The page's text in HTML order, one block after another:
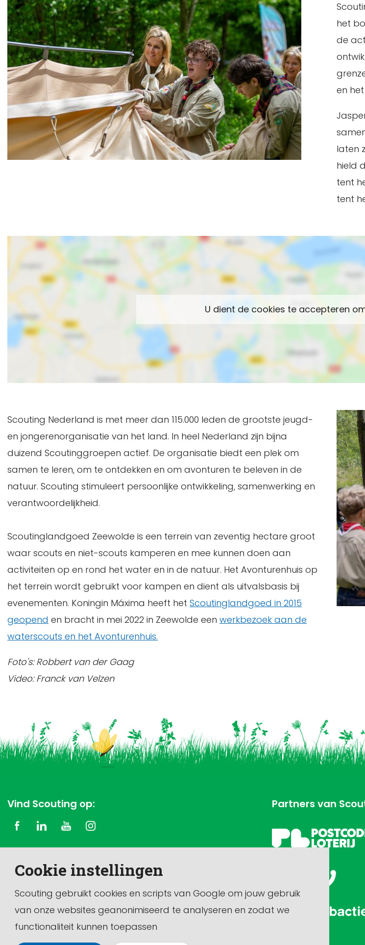
Cookie instellingen
Scouting gebruikt cookies en scripts van Google om jouw gebruik
van onze websites geanonimiseerd te analyseren en zodat we
functionaliteit kunnen toepassen
het
de
en
laten
hield
tent
tent
Scouting Nederland is met meer dan 115.000 leden de grootste jeugd-
en jongerenorganisatie van het land. In heel Nederland zijn bijna
duizend Scoutinggroepen actief. De organisatie biedt een plek om
samen te leren, om te ontdekken en om avonturen te beleven in de
natuur. Scouting stimuleert persoonlijke ontwikkeling, samenwerking en
verantwoordelijkheid.
Scoutinglandgoed Zeewolde is een terrein van zeventig hectare groot
waar scouts en niet-scouts kamperen en mee kunnen doen aan
activiteiten op en rond het water en in de natuur. Het Avonturenhuis op
het terrein wordt gebruikt voor kampen en dient als uitvalsbasis bij
evenementen. Koningin Máxima heeft het Scoutinglandgoed in 2015
geopend en bracht in mei 2022 in Zeewolde een werkbezoek aan de
waterscouts en het Avonturenhuis.
Foto's: Robbert van der Gaag
Video: Franck van Velzen
Vind Scouting op:
Dit is de officiële website van de vereniging Scouting
Partners van